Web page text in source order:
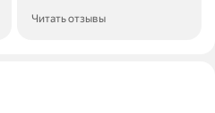
Читать отзывы